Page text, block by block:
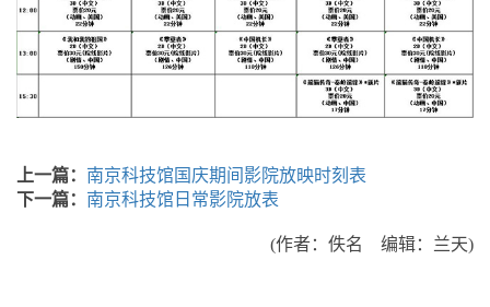
上一篇： 南京科技馆国庆期间影院放映时刻表
下一篇： 南京科技馆日常影院放表
(作者：佚名 编辑：兰天)